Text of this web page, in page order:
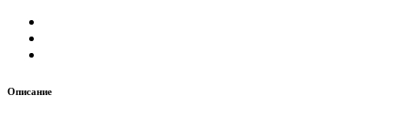
Описание